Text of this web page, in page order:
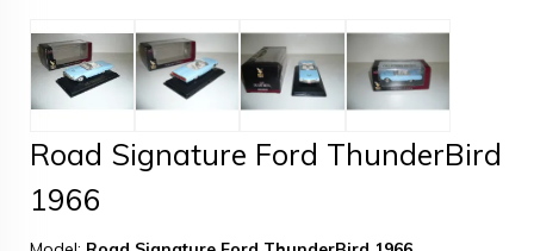
Road Signature Ford ThunderBird
1966